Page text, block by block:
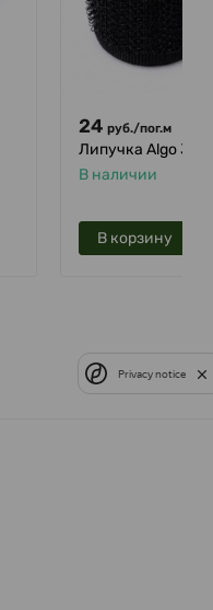
24 руб./пог.м
Липучка Algo 38
В наличии
В корзину
Privacy notice